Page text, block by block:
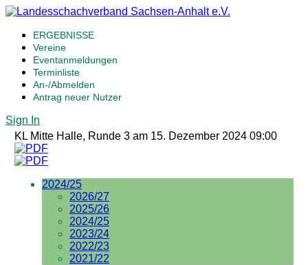
ERGEBNISSE
Vereine
Eventanmeldungen
Terminliste
An-/Abmelden
Antrag neuer Nutzer
Sign In
KL Mitte Halle, Runde 3 am 15. Dezember 2024 09:00
2024/25
2026/27
2025/26
2024/25
2023/24
2022/23
2021/22